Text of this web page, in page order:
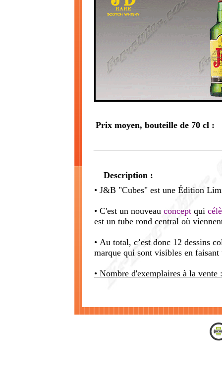
Prix moyen, bouteille de 70 cl :
Description :
• J&B "Cubes" est une Édition
• C'est un nouveau concept qui
est un tube rond central où
• Au total, c’est donc 12 dessins
marque qui sont visibles en faisant
• Nombre d'exemplaires à la vente :